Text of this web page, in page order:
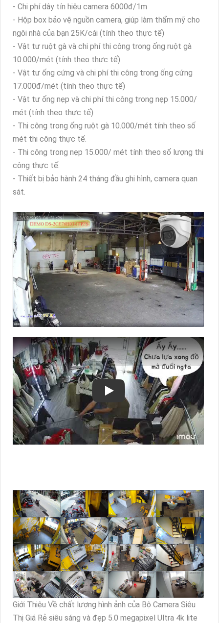
- Chi phí dây tín hiệu camera 6000đ/1m
- Hộp box bảo vệ nguồn camera, giúp làm thẩm mỹ cho
ngôi nhà của bạn 25K/cái (tính theo thực tế)
- Vật tư ruột gà và chi phí thi công trong ống ruột gà
10.000/mét (tính theo thực tế)
- Vật tư ống cứng và chi phí thi công trong ống cứng
17.000đ/mét (tính theo thực tế)
- Vật tư ống nẹp và chi phí thi công trong nẹp 15.000/
mét (tính theo thực tế)
- Thi công trong ống ruột gà 10.000/mét tính theo số
mét thi công thực tế.
- Thi công trong nẹp 15.000/ mét tính theo số lượng thi
công thực tế.
- Thiết bị bảo hành 24 tháng đầu ghi hình, camera quan
sát.
Giới Thiệu Về chất lượng hình ảnh của Bộ Camera Siêu
Thị Giá Rẻ siêu sáng và đẹp 5.0 megapixel Ultra 4k lite